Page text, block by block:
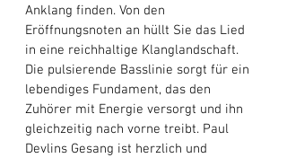
Anklang finden. Von den
Eröffnungsnoten an hüllt Sie das Lied
in eine reichhaltige Klanglandschaft.
Die pulsierende Basslinie sorgt für ein
lebendiges Fundament, das den
Zuhörer mit Energie versorgt und ihn
gleichzeitig nach vorne treibt. Paul
Devlins Gesang ist herzlich und